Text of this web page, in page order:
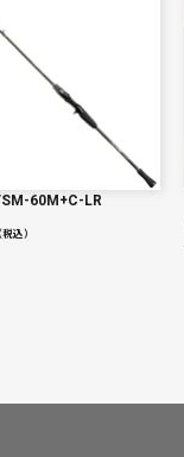
60M+C-LR
税込）